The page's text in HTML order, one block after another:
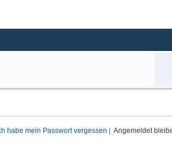
habe mein Passwort vergessen Angemeldet